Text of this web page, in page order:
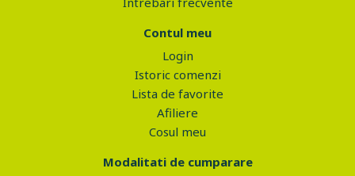
Contul meu
Login
Istoric comenzi
Lista de favorite
Afiliere
Cosul meu
Modalitati de cumparare